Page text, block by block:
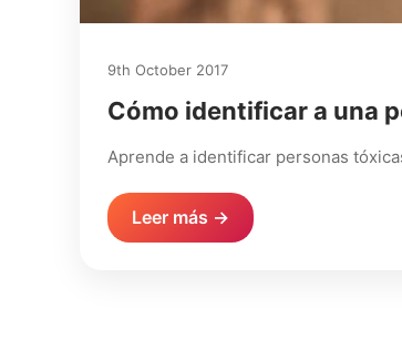
9th October 2017
Cómo identificar a una
Aprende a identificar personas
Leer más →